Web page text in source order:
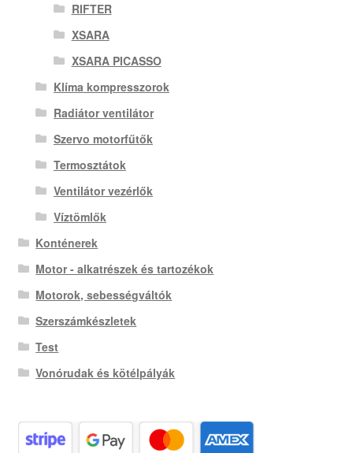
RIFTER
XSARA
XSARA PICASSO
Klíma kompresszorok
Radiátor ventilátor
Szervo motorfűtők
Termosztátok
Ventilátor vezérlők
Víztömlők
Konténerek
Motor - alkatrészek és tartozékok
Motorok, sebességváltók
Szerszámkészletek
Test
Vonórudak és kötélpályák